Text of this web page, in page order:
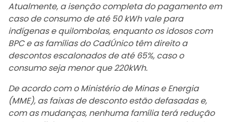
Atualmente, a isenção completa do pagamento em
caso de consumo de até 50 kWh vale para
indígenas e quilombolas, enquanto os idosos com
BPC e as famílias do CadÚnico têm direito a
descontos escalonados de até 65%, caso o
consumo seja menor que 220kWh.
De acordo com o Ministério de Minas e Energia
(MME), as faixas de desconto estão defasadas e,
com as mudanças, nenhuma família terá redução